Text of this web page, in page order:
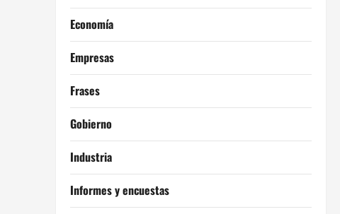
Economía
Empresas
Frases
Gobierno
Industria
Informes y encuestas